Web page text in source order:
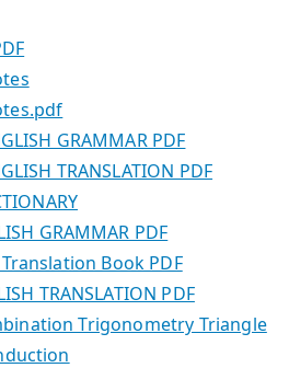
GRAMMAR PDF
TRANSLATION PDF
GRAMMAR PDF
Book PDF
TRANSLATION PDF
Trigonometry Triangle